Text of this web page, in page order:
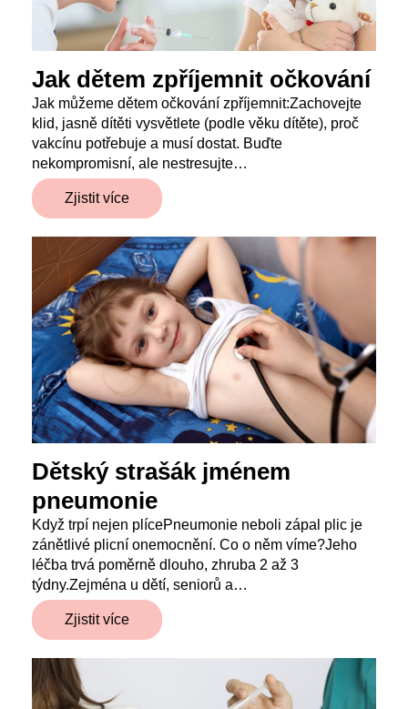
Jak dětem zpříjemnit očkování
Jak můžeme dětem očkování zpříjemnit:Zachovejte
klid, jasně dítěti vysvětlete (podle věku dítěte), proč
vakcínu potřebuje a musí dostat. Buďte
nekompromisní, ale nestresujte…
Zjistit více
Dětský strašák jménem
pneumonie
Když trpí nejen plícePneumonie neboli zápal plic je
zánětlivé plicní onemocnění. Co o něm víme?Jeho
léčba trvá poměrně dlouho, zhruba 2 až 3
týdny.Zejména u dětí, seniorů a…
Zjistit více